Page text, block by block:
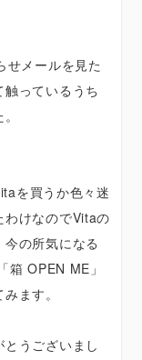
せメールを見た
っているうち
を買うか色々迷
わけなのでVitaの
の所気になる
OPEN ME」
ます。
うございまし